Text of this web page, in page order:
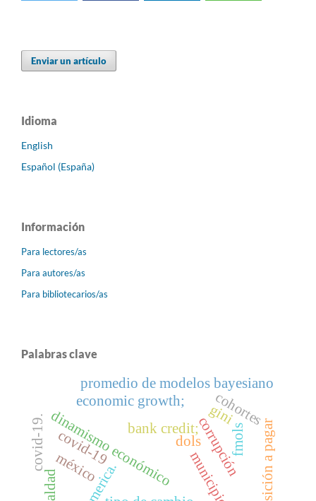
Enviar un artículo
Idioma
English
Español (España)
Información
Para lectores/as
Para autores/as
Para bibliotecarios/as
Palabras clave
dinamismo económico municipios
bank credit;
economic growth;
corrupción
promedio de modelos bayesiano
méxico
covid-19 dols fmols
gini
covid-19.
cohortes
disposición a pagar